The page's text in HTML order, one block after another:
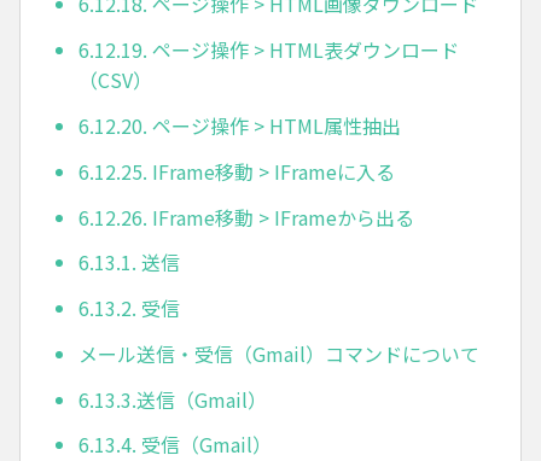
6.12.19. ページ操作 > HTML表ダウンロード
（CSV）
6.12.20. ページ操作 > HTML属性抽出
6.12.25. IFrame移動 > IFrameに入る
6.12.26. IFrame移動 > IFrameから出る
6.13.1. 送信
6.13.2. 受信
メール送信・受信（Gmail）コマンドについて
6.13.3.送信（Gmail）
6.13.4. 受信（Gmail）